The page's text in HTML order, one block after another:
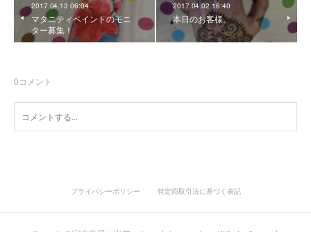
2017.04.13 06:04
マタニティペイントのモニ
ター募集！
2017.04.02 16:40
本日のお客様。
0コメント
プライバシーポリシー 特定商取引法に基づく表記